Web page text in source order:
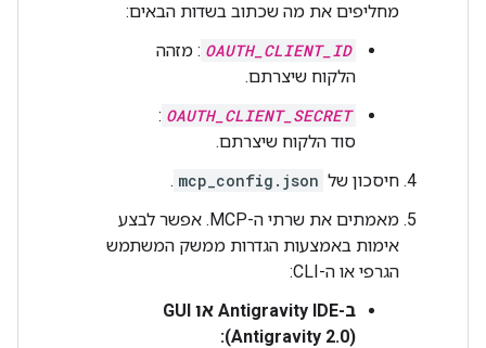
מחליפים את מה שכתוב בשדות הבאים:
OAUTH_CLIENT_ID : מזהה
הלקוח שיצרתם.
OAUTH_CLIENT_SECRET
:
סוד הלקוח שיצרתם.
חיסכון של mcp_config.json
.
מאמתים את שרתי ה-MCP. אפשר לבצע
אימות באמצעות הגדרות ממשק המשתמש
הגרפי או ה-CLI:
(Antigravity 2.0):